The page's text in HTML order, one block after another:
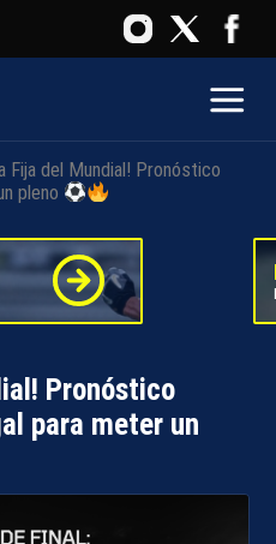
Fija del Mundial! Pronóstico
pleno
Pronóstico
para meter un